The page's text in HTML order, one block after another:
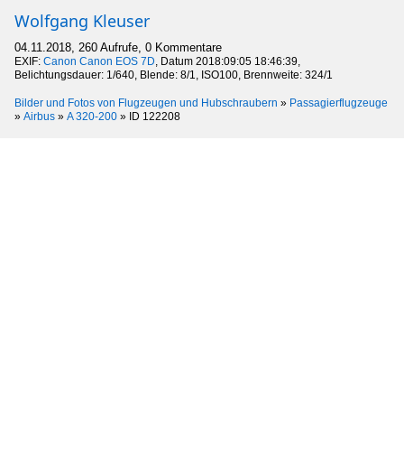
Wolfgang Kleuser
04.11.2018, 260 Aufrufe, 0 Kommentare
EXIF: Canon Canon EOS 7D, Datum 2018:09:05 18:46:39,
Belichtungsdauer: 1/640, Blende: 8/1, ISO100, Brennweite: 324/1
Bilder und Fotos von Flugzeugen und Hubschraubern » Passagierflugzeuge
» Airbus » A 320-200 » ID 122208